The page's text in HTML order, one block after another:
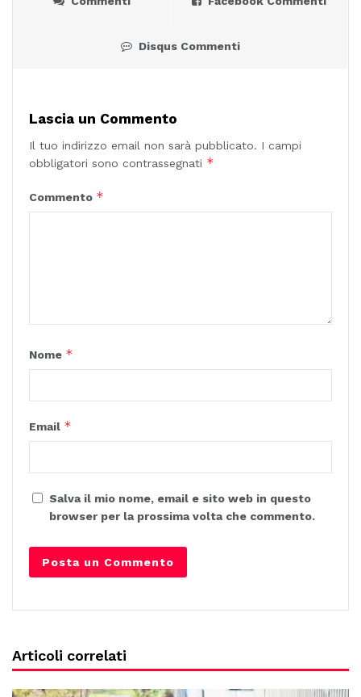
Disqus Commenti
Lascia un Commento
Il tuo indirizzo email non sarà pubblicato. I campi
obbligatori sono contrassegnati *
Commento *
Nome *
Email *
Salva il mio nome, email e sito web in questo
browser per la prossima volta che commento.
Articoli correlati